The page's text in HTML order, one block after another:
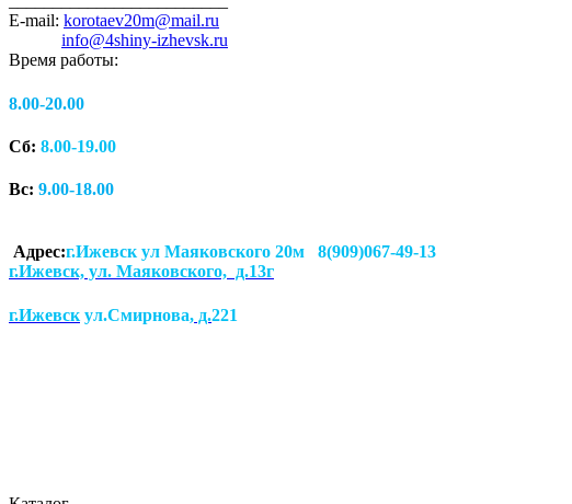
E-mail: korotaev20m@mail.ru
info@4shiny-izhevsk.ru
Время работы:
8.00-20.00
Сб: 8.00-19.00
Вс: 9.00-18.00
Адрес:г.Ижевск ул Маяковского 20м 8(909)067-49-13
г.Ижевск, ул. Маяковского, д.13г
г.Ижевск ул.Смирнова, д.221